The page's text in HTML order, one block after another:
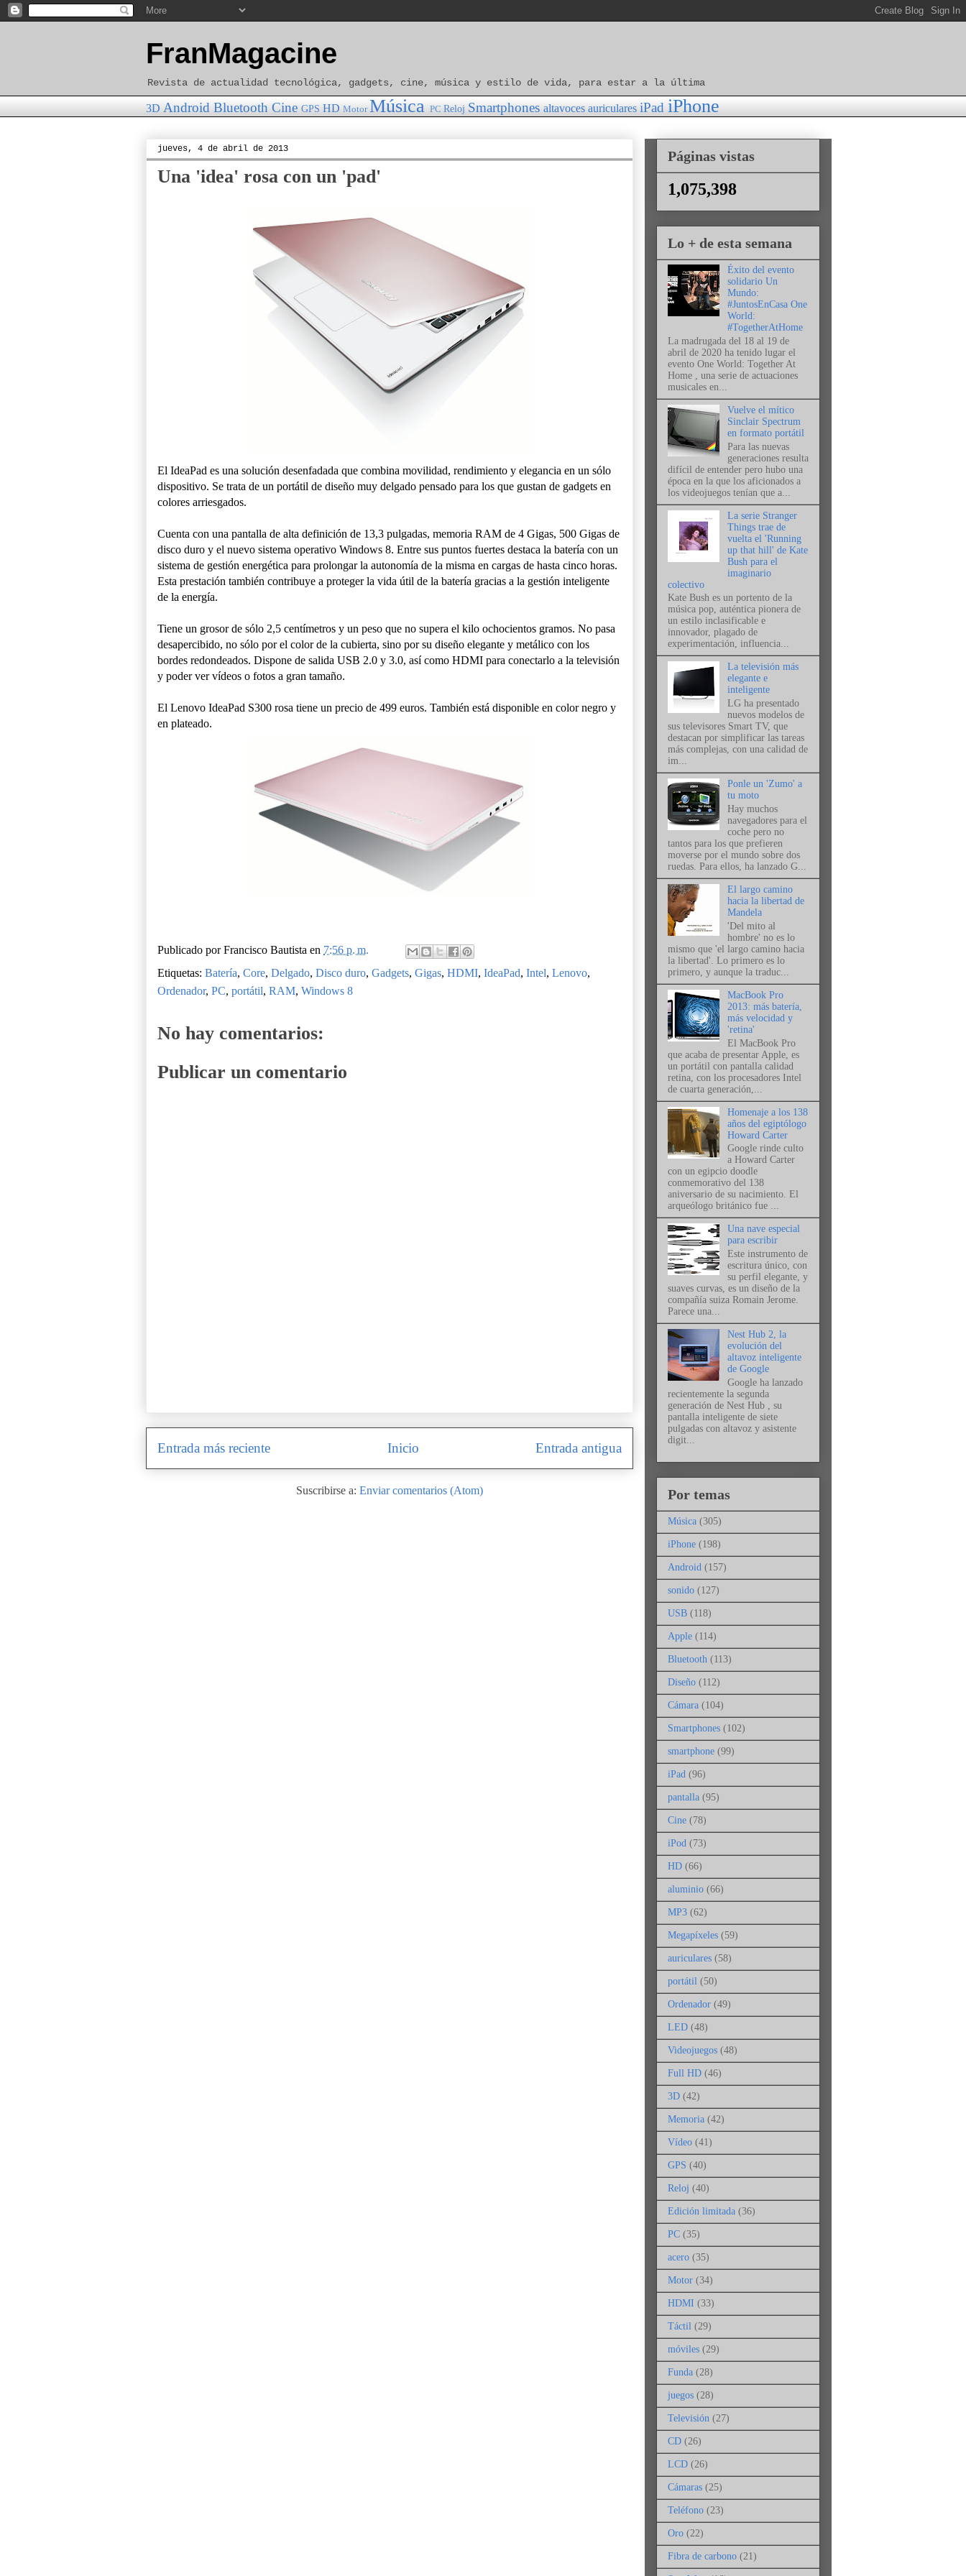
FranMagacine
Revista de actualidad tecnológica, gadgets, cine, música y estilo de vida, para estar a la última
3D Android Bluetooth Cine GPS HD Motor Música PC Reloj Smartphones altavoces auriculares iPad iPhone
jueves, 4 de abril de 2013
Una 'idea' rosa con un 'pad'
El IdeaPad es una solución desenfadada que combina movilidad, rendimiento y elegancia en un sólo
dispositivo. Se trata de un portátil de diseño muy delgado pensado para los que gustan de gadgets en
colores arriesgados.
Cuenta con una pantalla de alta definición de 13,3 pulgadas, memoria RAM de 4 Gigas, 500 Gigas de
disco duro y el nuevo sistema operativo Windows 8. Entre sus puntos fuertes destaca la batería con un
sistema de gestión energética para prolongar la autonomía de la misma en cargas de hasta cinco horas.
Esta prestación también contribuye a proteger la vida útil de la batería gracias a la gestión inteligente
de la energía.
Tiene un grosor de sólo 2,5 centímetros y un peso que no supera el kilo ochocientos gramos. No pasa
desapercibido, no sólo por el color de la cubierta, sino por su diseño elegante y metálico con los
bordes redondeados. Dispone de salida USB 2.0 y 3.0, así como HDMI para conectarlo a la televisión
y poder ver vídeos o fotos a gran tamaño.
El Lenovo IdeaPad S300 rosa tiene un precio de 499 euros. También está disponible en color negro y
en plateado.
Publicado porFrancisco Bautista en 7:56 p. m.
Etiquetas: Batería, Core, Delgado, Disco duro, Gadgets, Gigas, HDMI, IdeaPad, Intel, Lenovo,
Ordenador, PC, portátil, RAM, Windows 8
No hay comentarios:
Publicar un comentario
Entrada más reciente Entrada antigua
Inicio
Suscribirse a: Enviar comentarios (Atom)
Páginas vistas
1,075,398
Lo + de esta semana
Éxito del evento
solidario Un
Mundo:
#JuntosEnCasa One
World:
#TogetherAtHome
La madrugada del 18 al 19 de
abril de 2020 ha tenido lugar el
evento One World: Together At
Home , una serie de actuaciones
musicales en...
Vuelve el mítico
Sinclair Spectrum
en formato portátil
Para las nuevas
generaciones resulta
difícil de entender pero hubo una
época en la que los aficionados a
los videojuegos tenían que a...
La serie Stranger
Things trae de
vuelta el 'Running
up that hill' de Kate
Bush para el
imaginario
colectivo
Kate Bush es un portento de la
música pop, auténtica pionera de
un estilo inclasificable e
innovador, plagado de
experimentación, influencia...
La televisión más
elegante e
inteligente
LG ha presentado
nuevos modelos de
sus televisores Smart TV, que
destacan por simplificar las tareas
más complejas, con una calidad de
im...
Ponle un 'Zumo' a
tu moto
Hay muchos
navegadores para el
coche pero no
tantos para los que prefieren
moverse por el mundo sobre dos
ruedas. Para ellos, ha lanzado G...
El largo camino
hacia la libertad de
Mandela
'Del mito al
hombre' no es lo
mismo que 'el largo camino hacia
la libertad'. Lo primero es lo
primero, y aunque la traduc...
MacBook Pro
2013: más batería,
más velocidad y
'retina'
El MacBook Pro
que acaba de presentar Apple, es
un portátil con pantalla calidad
retina, con los procesadores Intel
de cuarta generación,...
Homenaje a los 138
años del egiptólogo
Howard Carter
Google rinde culto
a Howard Carter
con un egipcio doodle
conmemorativo del 138
aniversario de su nacimiento. El
arqueólogo británico fue ...
Una nave especial
para escribir
Este instrumento de
escritura único, con
su perfil elegante, y
suaves curvas, es un diseño de la
compañía suiza Romain Jerome.
Parece una...
Nest Hub 2, la
evolución del
altavoz inteligente
de Google
Google ha lanzado
recientemente la segunda
generación de Nest Hub , su
pantalla inteligente de siete
pulgadas con altavoz y asistente
digit...
Por temas
Música (305)
iPhone (198)
Android (157)
sonido (127)
USB (118)
Apple (114)
Bluetooth (113)
Diseño (112)
Cámara (104)
Smartphones (102)
smartphone (99)
iPad (96)
pantalla (95)
Cine (78)
iPod (73)
HD (66)
aluminio (66)
MP3 (62)
Megapíxeles (59)
auriculares (58)
portátil (50)
Ordenador (49)
LED (48)
Videojuegos (48)
Full HD (46)
3D (42)
Memoria (42)
Vídeo (41)
GPS (40)
Reloj (40)
Edición limitada (36)
PC (35)
acero (35)
Motor (34)
HDMI (33)
Táctil (29)
móviles (29)
Funda (28)
juegos (28)
Televisión (27)
CD (26)
LCD (26)
Cámaras (25)
Teléfono (23)
Oro (22)
Fibra de carbono (21)